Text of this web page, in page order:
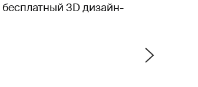
3D дизайн-